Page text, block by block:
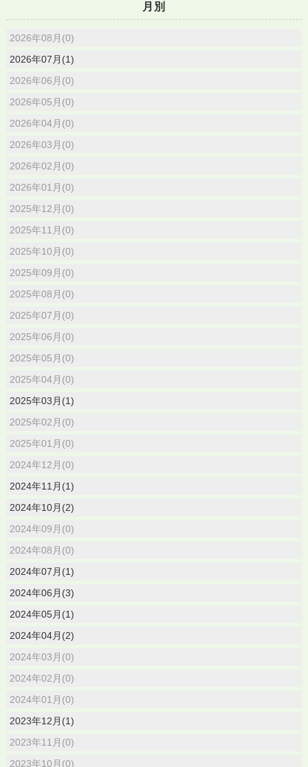
月別
2026年08月(0)
2026年07月(1)
2026年06月(0)
2026年05月(0)
2026年04月(0)
2026年03月(0)
2026年02月(0)
2026年01月(0)
2025年12月(0)
2025年11月(0)
2025年10月(0)
2025年09月(0)
2025年08月(0)
2025年07月(0)
2025年06月(0)
2025年05月(0)
2025年04月(0)
2025年03月(1)
2025年02月(0)
2025年01月(0)
2024年12月(0)
2024年11月(1)
2024年10月(2)
2024年09月(0)
2024年08月(0)
2024年07月(1)
2024年06月(3)
2024年05月(1)
2024年04月(2)
2024年03月(0)
2024年02月(0)
2024年01月(0)
2023年12月(1)
2023年11月(0)
2023年10月(0)